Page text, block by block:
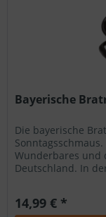
Bayerische
Die bayerische
Wunderbares und
Deutschland. In
14,99 € *